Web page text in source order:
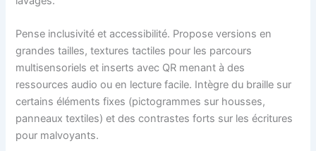
Pense inclusivité et accessibilité. Propose versions en
grandes tailles, textures tactiles pour les parcours
multisensoriels et inserts avec QR menant à des
ressources audio ou en lecture facile. Intègre du braille sur
certains éléments fixes (pictogrammes sur housses,
panneaux textiles) et des contrastes forts sur les écritures
pour malvoyants.